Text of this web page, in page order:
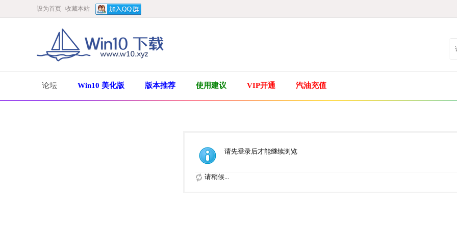
设为首页 收藏本站
论坛 Win10 美化版 版本推荐 使用建议 VIP开通 汽油充值
请先登录后才能继续浏览
请稍候...